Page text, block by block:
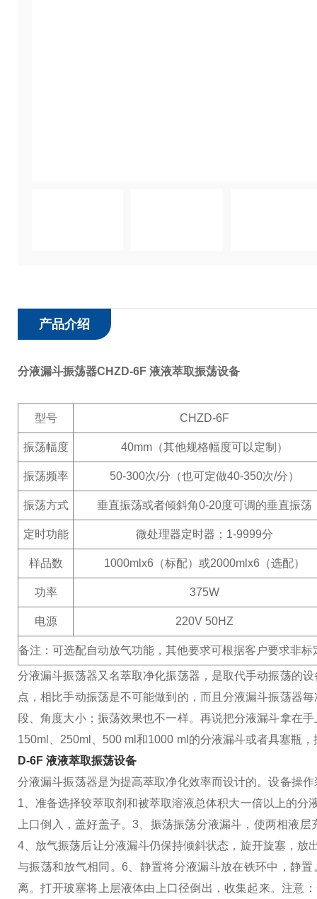
产品介绍
分液漏斗振荡器CHZD-6F 液液萃取振荡设备
型号 CHZD-6F
振荡幅度 40mm（其他规格幅度可以定制）
振荡频率 50-300次/分（也可定做40-350次/分）
振荡方式 垂直振荡或者倾斜角0-20度可调的垂直振荡
定时功能 微处理器定时器；1-9999分
样品数 1000mlx6（标配）或2000mlx6（选配）
功率 375W
电源 220V 50HZ
备注：可选配自动放气功能， 其他要求可根据客户要求非标
分液漏斗振荡器又名萃取净化振荡器，是取代手动振荡的
点，相比手动振荡是不可能做到的，而且分液漏斗振荡器
段、角度大小；振荡效果也不一样。再说把分液漏斗拿在
150ml、250ml、500 ml和1000 ml的分液漏斗或者具塞瓶
D-6F 液液萃取振荡设备
分液漏斗振荡器是为提高萃取净化效率而设计的。设备操
1、准备选择较萃取剂和被萃取溶液总体积大一倍以上的分
上口倒入，盖好盖子。3、振荡振荡分液漏斗，使两相液层
4、放气振荡后让分液漏斗仍保持倾斜状态，旋开旋塞，放
与振荡和放气相同。 6、静置将分液漏斗放在铁环中，静
离。打开玻塞将上层液体由上口径倒出，收集起来。注意